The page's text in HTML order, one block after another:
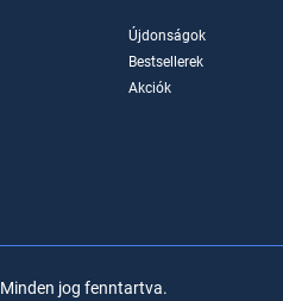
Újdonságok
Bestsellerek
Akciók
jog fenntartva.